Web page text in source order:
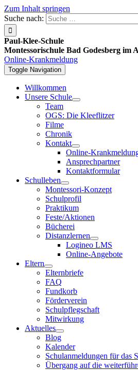
Zum Inhalt springen
Suche nach:
Paul-Klee-Schule
Montessorischule Bad Godesberg im
Online-Krankmeldung
Toggle Navigation
Willkommen
Unsere Schule
Team
OGS: Die Kleeflitzer
Filme
Chronik
Kontakt
Online-
Ansprechpartner
Kontaktformular
Schulleben
Montessori-Konzept
Schulprofil
Praktikum
Feste/Aktionen
Bücherei
Distanzlernen
Logineo LMS
Online-Angebote
Eltern
Elternbriefe
FAQ
Fundkorb
Förderverein
Schulpflegschaft
Mitwirkung
Aktuelles
Blog
Kalender
Schulanmeldungen für das
Übergang auf die